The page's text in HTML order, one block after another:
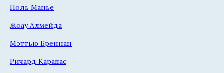
Поль Манье
Жоау Алмейда
Мэттью Бреннан
Ричард Карапас